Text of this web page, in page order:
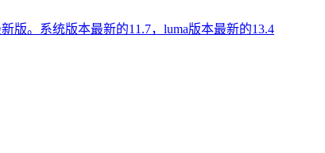
版。系统版本最新的11.7，luma版本最新的13.4